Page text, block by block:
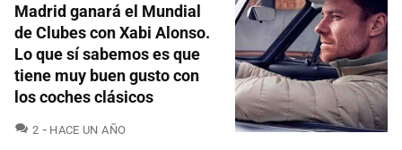
Madrid ganará el Mundial
de Clubes con Xabi Alonso.
Lo que sí sabemos es que
tiene muy buen gusto con
los coches clásicos
2 COMENTARIOS
HACE UN AÑO